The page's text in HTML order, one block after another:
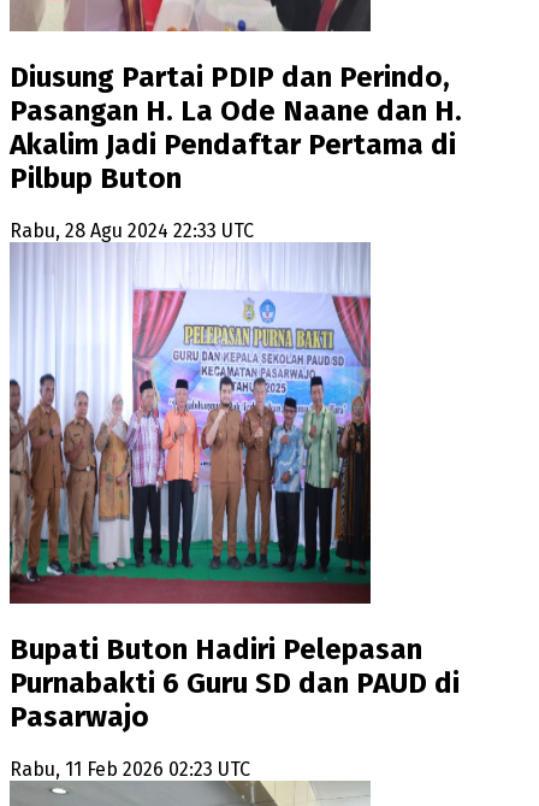
Diusung Partai PDIP dan Perindo,
Pasangan H. La Ode Naane dan H.
Akalim Jadi Pendaftar Pertama di
Pilbup Buton
Rabu, 28 Agu 2024 22:33 UTC
Bupati Buton Hadiri Pelepasan
Purnabakti 6 Guru SD dan PAUD di
Pasarwajo
Rabu, 11 Feb 2026 02:23 UTC